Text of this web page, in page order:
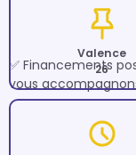
✅ Financements
vous
Valence
26